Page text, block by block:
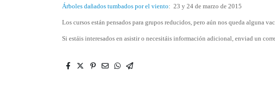
Árboles dañados tumbados por el viento: 23 y 24 de marzo de 2015
Los cursos están pensados para grupos reducidos, pero aún nos queda alguna
Si estáis interesados en asistir o necesitáis información adicional, enviad un